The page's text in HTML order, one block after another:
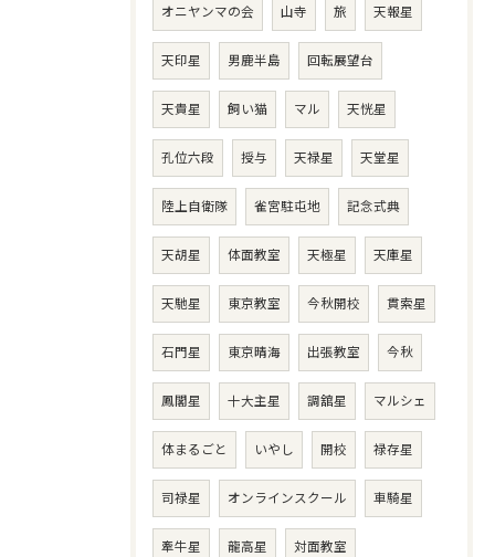
オニヤンマの会 山寺 旅 天報星
天印星 男鹿半島 回転展望台
天貴星 飼い猫 マル 天恍星
孔位六段 授与 天禄星 天堂星
陸上自衛隊 雀宮駐屯地 記念式典
天胡星 体面教室 天極星 天庫星
天馳星 東京教室 今秋開校 貫索星
石門星 東京晴海 出張教室 今秋
鳳閣星 十大主星 調舘星 マルシェ
体まるごと いやし 開校 禄存星
司禄星 オンラインスクール 車騎星
牽牛星 龍高星 対面教室